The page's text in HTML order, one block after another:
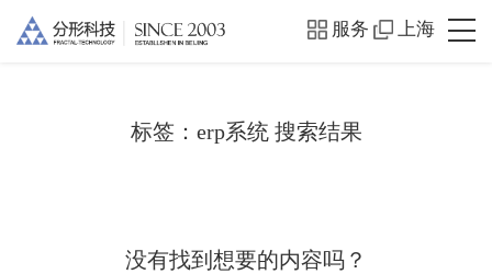
服务 上海
标签： erp系统搜索结果
没有找到想要的内容吗？